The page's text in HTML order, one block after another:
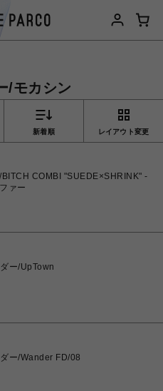
/モカシン
新着順 レイアウト変更
BITCH COMBI "SUEDE×SHRINK" -
ァー
ー/UpTown
ー/Wander FD/08